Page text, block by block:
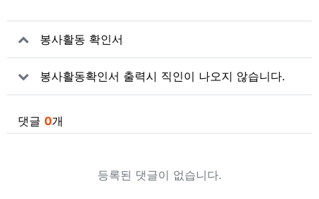
관련자료
봉사활동 확인서
봉사활동확인서 출력시 직인이 나오지 않습니다.
댓글 0개
등록된 댓글이 없습니다.